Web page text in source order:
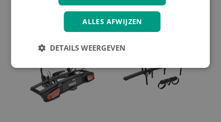
ALLES AFWIJZEN
DETAILS WEERGEVEN